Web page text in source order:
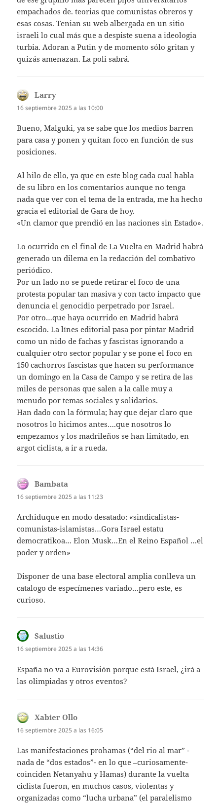
empachados de. teorias que comunistas obreros y
esas cosas. Tenian su web albergada en un sitio
israeli lo cual más que a despiste suena a ideologia
turbia. Adoran a Putin y de momento sólo gritan y
quizás amenazan. La poli sabrá.
Larry
16 septiembre 2025 a las 10:00
Bueno, Malguki, ya se sabe que los medios barren
para casa y ponen y quitan foco en función de sus
posiciones.
Al hilo de ello, ya que en este blog cada cual habla
de su libro en los comentarios aunque no tenga
nada que ver con el tema de la entrada, me ha hecho
gracia el editorial de Gara de hoy.
«Un clamor que prendió en las naciones sin Estado».
Lo ocurrido en el final de La Vuelta en Madrid habrá
generado un dilema en la redacción del combativo
periódico.
Por un lado no se puede retirar el foco de una
protesta popular tan masiva y con tacto impacto que
denuncia el genocidio perpetrado por Israel.
Por otro…que haya ocurrido en Madrid habrá
escocido. La línes editorial pasa por pintar Madrid
como un nido de fachas y fascistas ignorando a
cualquier otro sector popular y se pone el foco en
150 cachorros fascistas que hacen su performance
un domingo en la Casa de Campo y se retira de las
miles de personas que salen a la calle muy a
menudo por temas sociales y solidarios.
Han dado con la fórmula; hay que dejar claro que
nosotros lo hicimos antes….que nosotros lo
empezamos y los madrileños se han limitado, en
argot ciclista, a ir a rueda.
Bambata
16 septiembre 2025 a las 11:23
Archiduque en modo desatado: «sindicalistas-
comunistas-islamistas…Gora Israel estatu
democratikoa… Elon Musk…En el Reino Español …el
poder y orden»
Disponer de una base electoral amplia conlleva un
catalogo de especímenes variado…pero este, es
curioso.
Salustio
16 septiembre 2025 a las 14:36
España no va a Eurovisión porque està Israel, ¿irá a
las olimpiadas y otros eventos?
Xabier Ollo
16 septiembre 2025 a las 16:05
Las manifestaciones prohamas (“del rio al mar” -
nada de “dos estados”- en lo que –curiosamente-
coinciden Netanyahu y Hamas) durante la vuelta
ciclista fueron, en muchos casos, violentas y
organizadas como “lucha urbana” (el paralelismo